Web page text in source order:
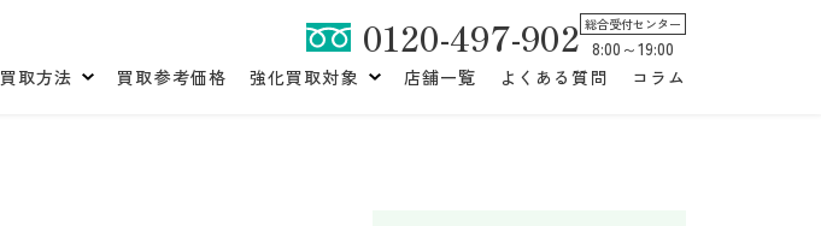
0120-497-902 総合受付センター
8:00～19:00
買取方法 買取参考価格 強化買取対象 店舗一覧 よくある質問 コラム